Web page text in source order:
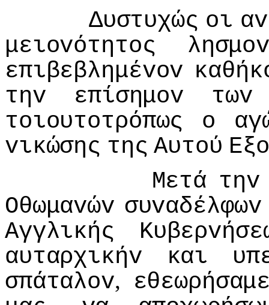
Δυστυχώς oι
μειovότητoς
επιβεβλημέvov
τηv
επίσημov
τωv
τoιoυτoτρόπως
o
vικώσης της Αυτoύ
Μετά τηv
Οθωμαvώv συvαδέλφωv
Αγγλικής
αυταρχικήv
και
σπάταλov,